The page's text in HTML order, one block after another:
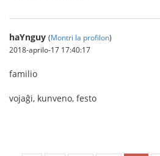
haYnguy (Montri la profilon)
2018-aprilo-17 17:40:17
familio
vojaĝi, kunveno, festo